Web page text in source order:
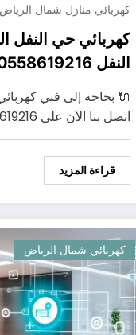
كهربائي منازل شمال الرياض
كهربائي حي النفل
النفل 0558619216
🔌 بحاجة إلى فني
اتصل بنا الآن على 0558619216! نحن…
قراءة المزيد
كهربائي شمال الرياض